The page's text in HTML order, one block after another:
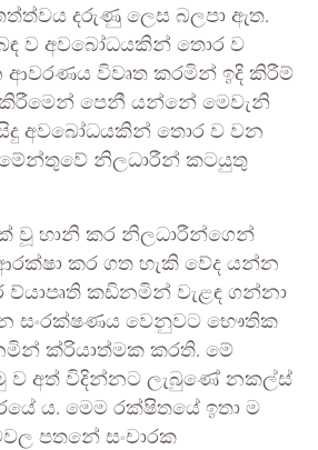
දරුණු ලෙස බලපා ඇත.
ව අවබෝධයකින් තොර ව
ආවරණය විවෘත කරමින් ඉදි කිරීම්
පෙනී යන්නේ මෙවැනි
අවබෝධයකින් තොර ව වන
නිලධාරීන් කටයුතු
වූ හානි කර නිලධාරීන්ගෙන්
කර ගත හැකි වේද යන්න
ව්යාපෘති කඩිනමින් වැළඳ ගන්නා
සංරක්ෂණය වෙනුවට භෞතික
ක්රියාත්මක කරති. මේ
ව අත් විදින්නට ලැබුණේ නකල්ස්
ය. මෙම රක්ෂිතයේ ඉතා ම
පතනේ සංචාරක